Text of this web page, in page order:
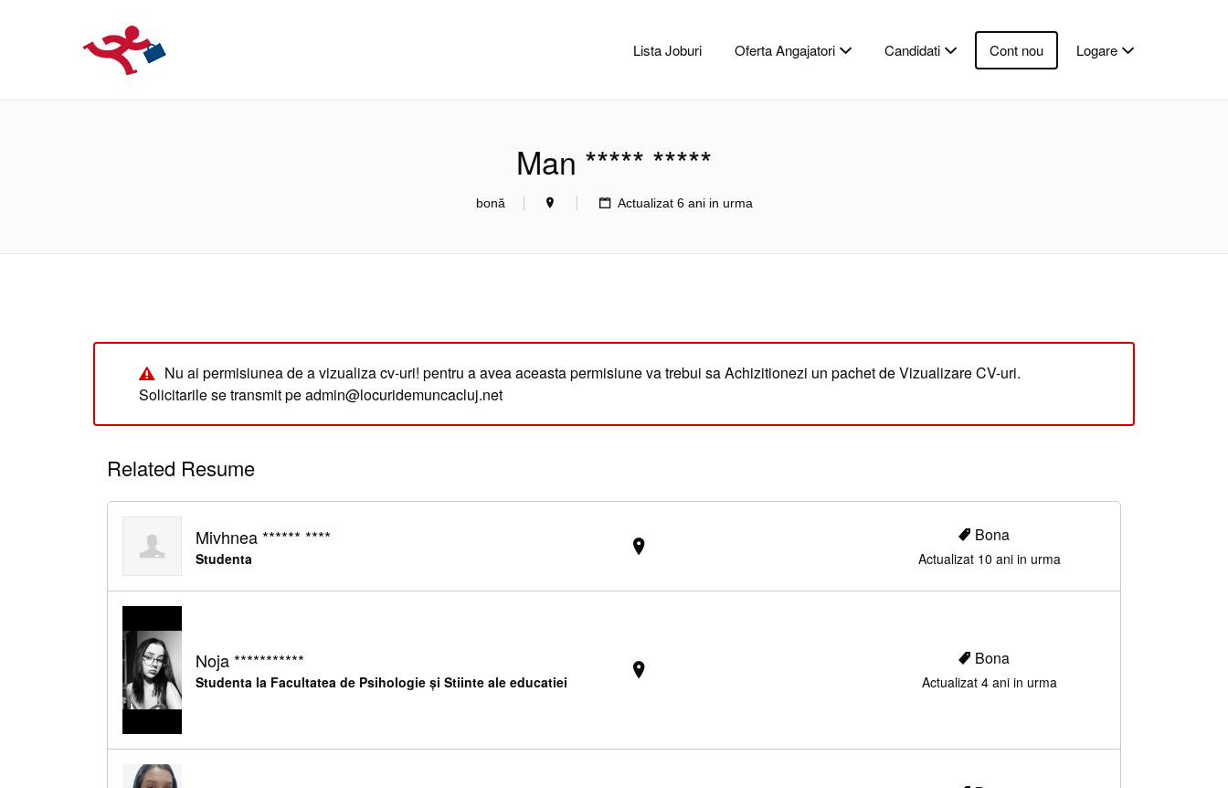
Lista Joburi Oferta Angajatori Candidati Cont nou Logare
Man ***** *****
bonă Actualizat 6 ani in urma
Nu ai permisiunea de a vizualiza cv-uri! pentru a avea aceasta permisiune va trebui sa Achizitionezi un pachet de Vizualizare CV-uri.
Solicitarile se transmit pe admin@locuridemuncacluj.net
Related Resume
Mivhnea ****** ****
Studenta
Bona
Actualizat 10 ani in urma
Noja ***********
Studenta la Facultatea de Psihologie și Stiinte ale educatiei
Bona
Actualizat 4 ani in urma